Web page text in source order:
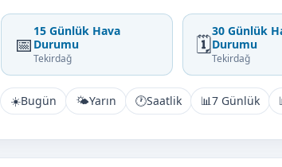
📅
15 Günlük Hava
Durumu
Tekirdağ
🗓️
30 Günlük
Durumu
Tekirdağ
☀️Bugün 🌤️Yarın 🕐Saatlik 📊7 Günlük